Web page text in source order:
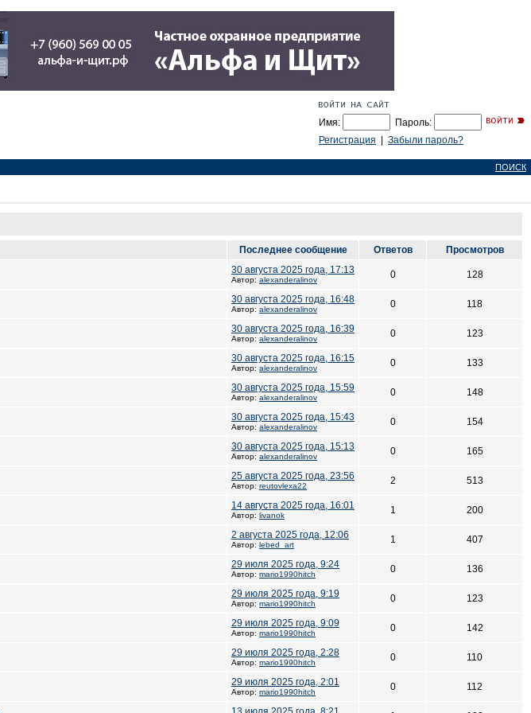
Имя:
Пароль:
Регистрация
Забыли пароль?
ПОИСК
Последнее сообщение Ответов
Просмотров
30 августа 2025 года, 17:13
Автор: alexanderalinov 0 128
30 августа 2025 года, 16:48
Автор: alexanderalinov 0 118
30 августа 2025 года, 16:39
Автор: alexanderalinov 0 123
30 августа 2025 года, 16:15
Автор: alexanderalinov 0 133
30 августа 2025 года, 15:59
Автор: alexanderalinov 0 148
30 августа 2025 года, 15:43
Автор: alexanderalinov 0 154
30 августа 2025 года, 15:13
Автор: alexanderalinov 0 165
25 августа 2025 года, 23:56
Автор: reutovlexa22 2 513
14 августа 2025 года, 16:01
Автор: livanok 1 200
2 августа 2025 года, 12:06
Автор: lebed_art 1 407
29 июля 2025 года, 9:24
Автор: mario1990hitch 0 136
29 июля 2025 года, 9:19
Автор: mario1990hitch 0 123
29 июля 2025 года, 9:09
Автор: mario1990hitch 0 142
29 июля 2025 года, 2:28
Автор: mario1990hitch 0 110
29 июля 2025 года, 2:01
Автор: mario1990hitch 0 112